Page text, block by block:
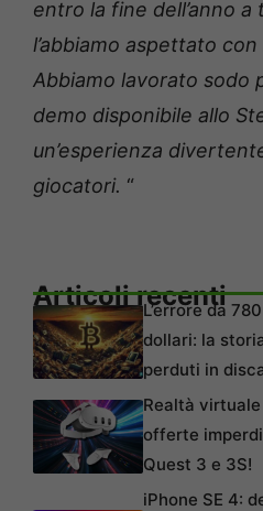
entro la fine dell’anno
l’abbiamo aspettato
Abbiamo lavorato sodo
demo disponibile allo
un’esperienza
giocatori. “
Articoli recenti
L’errore da
dollari: la
perduti in
Realtà
offerte
Quest 3 e 3S!
iPhone SE 4: